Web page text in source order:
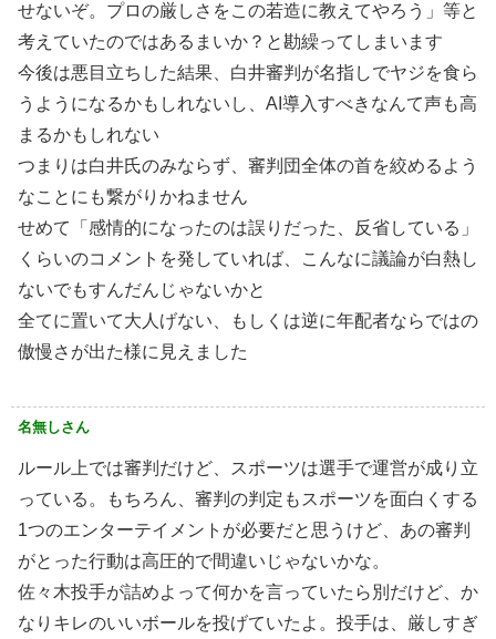
せないぞ。プロの厳しさをこの若造に教えてやろう」等と
考えていたのではあるまいか？と勘繰ってしまいます
今後は悪目立ちした結果、白井審判が名指しでヤジを食ら
うようになるかもしれないし、AI導入すべきなんて声も高
まるかもしれない
つまりは白井氏のみならず、審判団全体の首を絞めるよう
なことにも繋がりかねません
せめて「感情的になったのは誤りだった、反省している」
くらいのコメントを発していれば、こんなに議論が白熱し
ないでもすんだんじゃないかと
全てに置いて大人げない、もしくは逆に年配者ならではの
傲慢さが出た様に見えました
名無しさん
ルール上では審判だけど、スポーツは選手で運営が成り立
っている。もちろん、審判の判定もスポーツを面白くする
1つのエンターテイメントが必要だと思うけど、あの審判
がとった行動は高圧的で間違いじゃないかな。
佐々木投手が詰めよって何かを言っていたら別だけど、か
なりキレのいいボールを投げていたよ。投手は、厳しすぎ